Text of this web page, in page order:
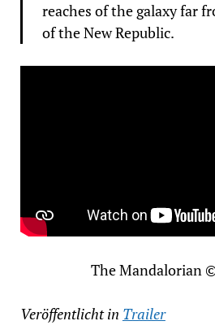
reaches of the galaxy far
of the New Republic.
The Mandalorian
Veröffentlicht in Trailer